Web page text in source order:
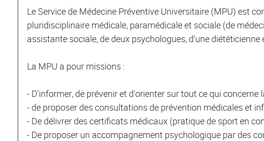
Le Service de Médecine Préventive Universitaire (MPU) est
pluridisciplinaire médicale, paramédicale et sociale (de
assistante sociale, de deux psychologues, d'une
La MPU a pour missions :
- D'informer, de prévenir et d'orienter sur tout ce qui concerne
- de proposer des consultations de prévention médicales et
- De délivrer des certificats médicaux (pratique de sport en
- De proposer un accompagnement psychologique par des